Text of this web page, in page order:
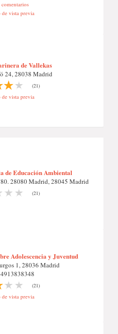
de vista previa
de Vallekas
24, 28038 Madrid
(21)
de vista previa
de Educación Ambiental
28080 Madrid, 28045 Madrid
(21)
Adolescencia y Juventud
1, 28036 Madrid
(21)
de vista previa